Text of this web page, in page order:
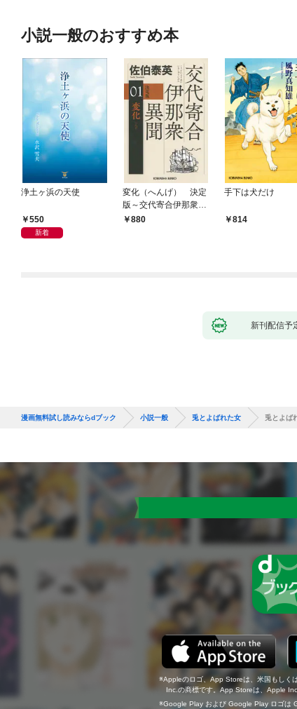
小説一般のおすすめ本
浄土ヶ浜の天使
550
新着
変化（へんげ） 決定
版～交代寄合伊那衆異
聞（1）～
880
手下は犬だけ
814
新刊配信予
漫画無料試し読みならdブック 小説一般 兎とよばれた女 兎とよば
Appleのロゴ、App Storeは、米国もしく
Inc.の商標です。App Storeは、Apple
Google Play および Google Play ロゴは